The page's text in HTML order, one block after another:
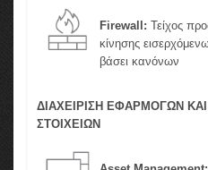
Firewall: Τείχος
κίνησης
βάσει κανόνων
ΔΙΑΧΕΙΡΙΣΗ ΕΦΑΡΜΟΓΩΝ
ΣΤΟΙΧΕΙΩΝ